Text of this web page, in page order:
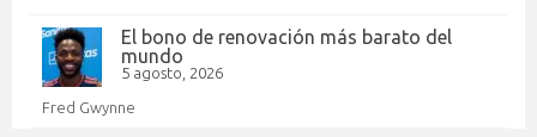
El bono de renovación más barato del
mundo
5 agosto, 2026
Fred Gwynne